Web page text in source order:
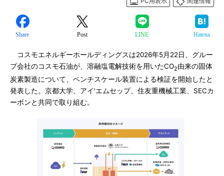
Share Post LINE Hatena
コスモエネルギーホールディングスは2026年5月22日、グルー
プ会社のコスモ石油が、溶融塩電解技術を用いたCO2由来の固体
炭素製造について、ベンチスケール装置による検証を開始したと
発表した。京都大学、アイ'エムセップ、住友重機械工業、SECカ
ーボンと共同で取り組む。